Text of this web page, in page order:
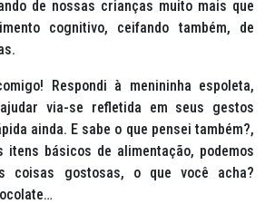
de nossas crianças muito mais que
cognitivo, ceifando também, de
Respondi à menininha espoleta,
via-se refletida em seus gestos
ainda. E sabe o que pensei também?,
itens básicos de alimentação, podemos
coisas gostosas, o que você acha?